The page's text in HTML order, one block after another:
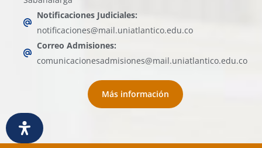
Notificaciones Judiciales:
notificaciones@mail.uniatlantico.edu.co
Correo Admisiones:
comunicacionesadmisiones@mail.uniatlantico.edu.co
Más información